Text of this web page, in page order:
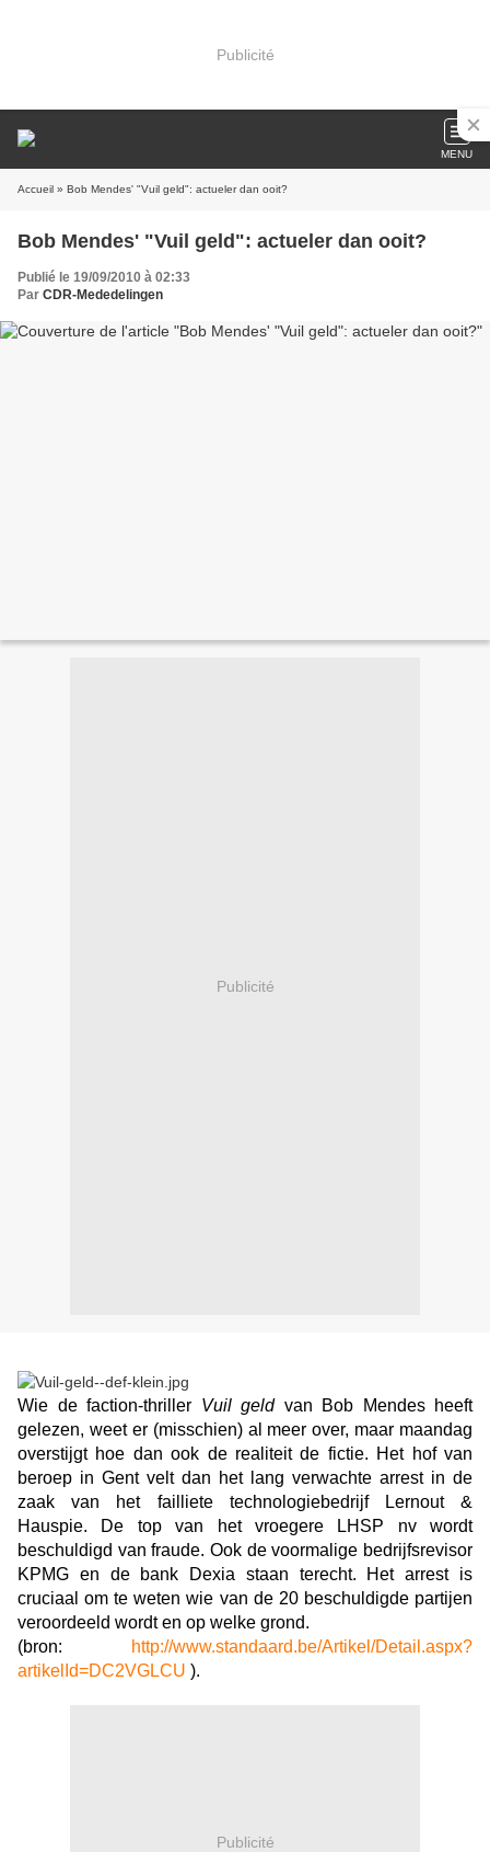
Publicité
MENU
Accueil » Bob Mendes' "Vuil geld": actueler dan ooit?
Bob Mendes' "Vuil geld": actueler dan ooit?
Publié le 19/09/2010 à 02:33
Par CDR-Mededelingen
Publicité
Wie de faction-thriller Vuil geld van Bob Mendes heeft
gelezen, weet er (misschien) al meer over, maar maandag
overstijgt hoe dan ook de realiteit de fictie. Het hof van
beroep in Gent velt dan het lang verwachte arrest in de
zaak van het failliete technologiebedrijf Lernout &
Hauspie. De top van het vroegere LHSP nv wordt
beschuldigd van fraude. Ook de voormalige bedrijfsrevisor
KPMG en de bank Dexia staan terecht. Het arrest is
cruciaal om te weten wie van de 20 beschuldigde partijen
veroordeeld wordt en op welke grond.
(bron:
http://www.standaard.be/Artikel/Detail.aspx?
artikelId=DC2VGLCU ).
Publicité